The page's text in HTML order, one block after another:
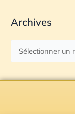
Archives